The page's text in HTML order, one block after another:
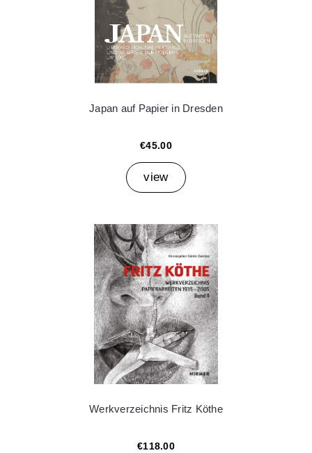
Japan auf Papier in Dresden
€45.00
view
Werkverzeichnis Fritz Köthe
€118.00